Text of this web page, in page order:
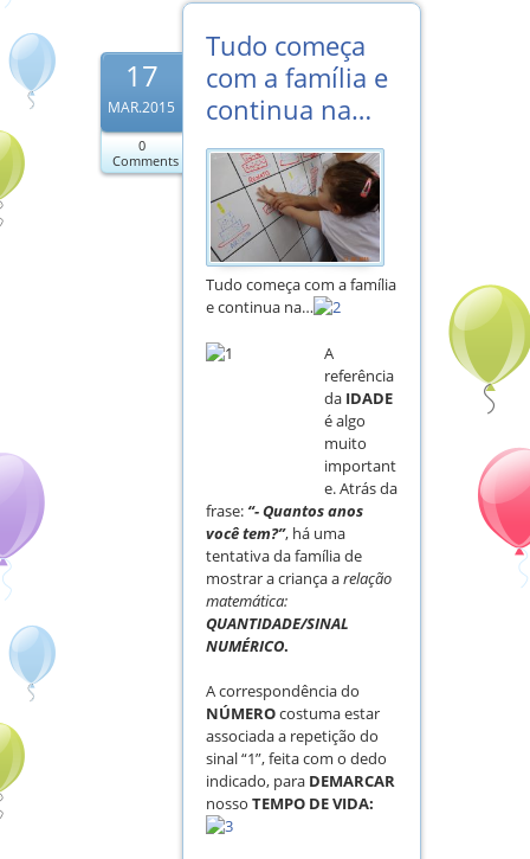
17
MAR.2015
0
Comments
Tudo começa
com a família e
continua na…
Tudo começa com a família
e continua na…
A
referência
da IDADE
é algo
muito
important
e. Atrás da
frase: “- Quantos anos
você tem?”, há uma
tentativa da família de
mostrar a criança arelação
matemática:
QUANTIDADE/SINAL
NUMÉRICO.
A correspondência do
NÚMEROcostuma estar
associada a repetição do
sinal “1”, feita com o dedo
indicado, para DEMARCAR
nosso TEMPO DE VIDA: